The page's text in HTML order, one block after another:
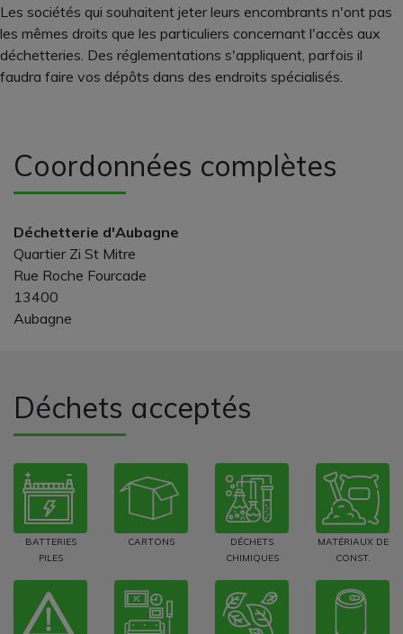
Les sociétés qui souhaitent jeter leurs encombrants n'ont pas
les mêmes droits que les particuliers concernant l'accès aux
déchetteries. Des réglementations s'appliquent, parfois il
faudra faire vos dépôts dans des endroits spécialisés.
Coordonnées complètes
Déchetterie d'Aubagne
Quartier Zi St Mitre
Rue Roche Fourcade
13400
Aubagne
Déchets acceptés
BATTERIES
PILES
CARTONS
DÉCHETS
CHIMIQUES
MATÉRIAUX DE
CONST.